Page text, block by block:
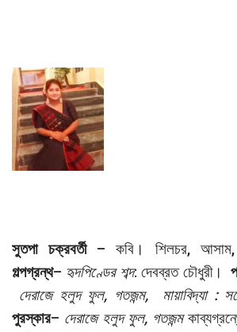
সুতপা চক্রবর্তী– কবি। শিলচর,
গল্পগ্রন্থ– হৃদপিণ্ডের শব্দ: দেবব্রত চৌধুরী।
দেরাজে হলুদ ফুল, গতজন্ম,
মায়াবিদ্যা :
পুরস্কার– দেরাজে হলুদ ফুল, গতজন্ম